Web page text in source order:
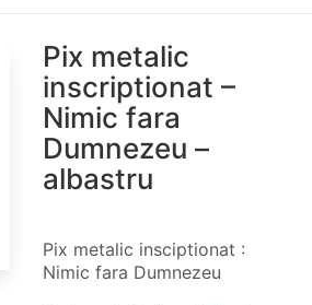
Pix metalic
inscriptionat –
Nimic fara
Dumnezeu –
albastru
Pix metalic insciptionat :
Nimic fara Dumnezeu